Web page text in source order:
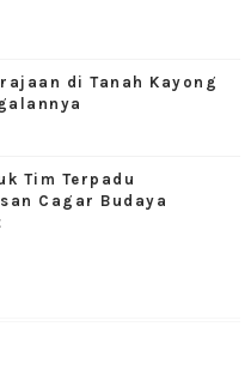
di Tanah Kayong
Tim Terpadu
Cagar Budaya